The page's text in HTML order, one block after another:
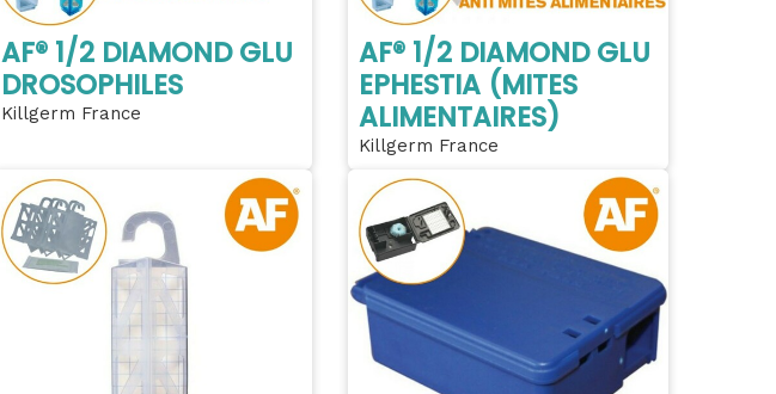
AF® 1/2 DIAMOND GLU
DROSOPHILES
Killgerm France
AF® 1/2 DIAMOND GLU
EPHESTIA (MITES
ALIMENTAIRES)
Killgerm France